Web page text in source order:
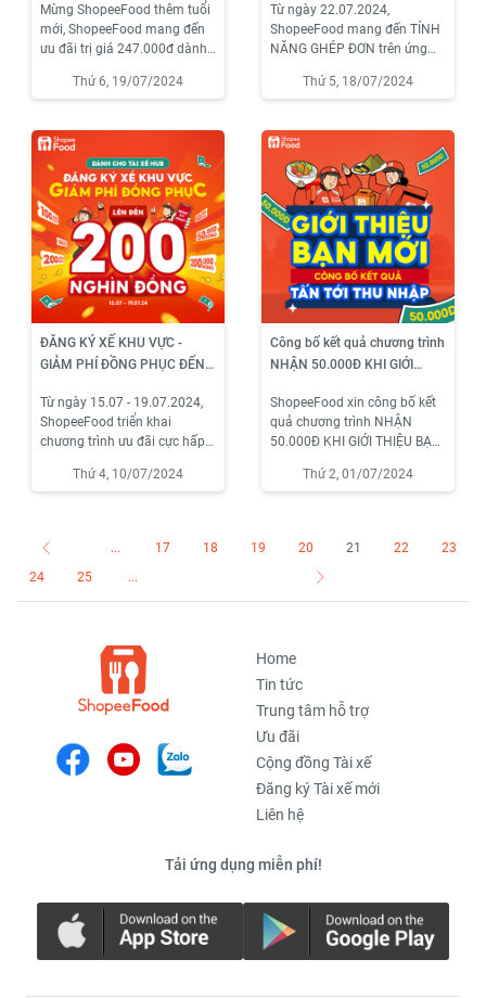
247.000Đ
Mừng ShopeeFood thêm tuổi
mới, ShopeeFood mang đến
ưu đãi trị giá 247.000đ dành
thủ tục đăng ký hợp tác sớm
22.07 - 26.07.2024.
Thứ 6, 19/07/2024
Từ ngày 22.07.2024,
ShopeeFood mang đến TÍNH
NĂNG GHÉP ĐƠN trên ứng
nhiều cải tiến tích cực.
Thứ 5, 18/07/2024
ĐĂNG KÝ XẾ KHU VỰC -
GIẢM PHÍ ĐỒNG PHỤC ĐẾN
Từ ngày 15.07 - 19.07.2024,
ShopeeFood triển khai
chương trình ưu đãi cực hấp
GIẢM PHÍ ĐỒNG PHỤC ĐẾN
theo khu vực HUB & hoàn tất
thủ tục sớm nhất tại TPHCM
và Hà Nội.
Thứ 4, 10/07/2024
Công bố kết quả chương trình
NHẬN 50.000Đ KHI GIỚI
các Tài xế tại các tỉnh Nam
Định, Hải Dương, Cao Lãnh,
ShopeeFood xin công bố kết
quả chương trình NHẬN
50.000Đ KHI GIỚI THIỆU BẠN
các tỉnh Nam Định, Hải
Thứ 2, 01/07/2024
... 17 18 19 20 21 22
23
24
25 ...
Home
Tin tức
Trung tâm hỗ trợ
Ưu đãi
Cộng đồng Tài xế
Đăng ký Tài xế mới
Liên hệ
Tải ứng dụng miễn phí!